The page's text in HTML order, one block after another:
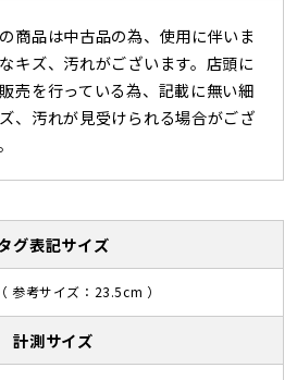
商品は中古品の為、使用に伴いま
キズ、汚れがございます。店頭に
売を行っている為、記載に無い細
、汚れが見受けられる場合がござ
グ表記サイズ
参考サイズ：23.5cm ）
計測サイズ